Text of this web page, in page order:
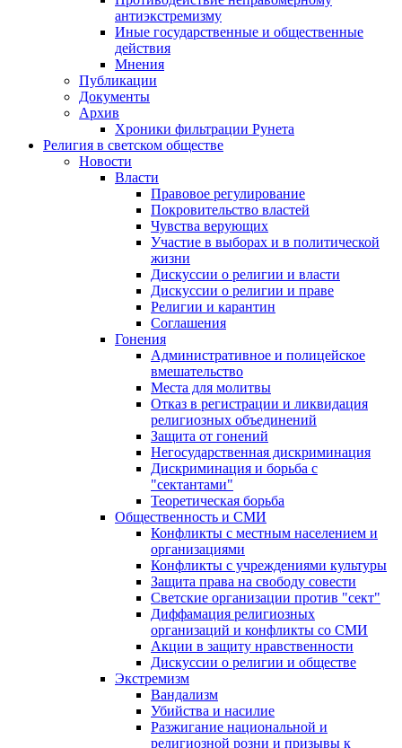
антиэкстремизму
Иные государственные и общественные
действия
Мнения
Публикации
Документы
Архив
Хроники фильтрации Рунета
Религия в светском обществе
Новости
Власти
Правовое регулирование
Покровительство властей
Чувства верующих
Участие в выборах и в политической
жизни
Дискуссии о религии и власти
Дискуссии о религии и праве
Религии и карантин
Соглашения
Гонения
Административное и полицейское
вмешательство
Места для молитвы
Отказ в регистрации и ликвидация
религиозных объединений
Защита от гонений
Негосударственная дискриминация
Дискриминация и борьба с
"сектантами"
Теоретическая борьба
Общественность и СМИ
Конфликты с местным населением и
организациями
Конфликты с учреждениями культуры
Защита права на свободу совести
Светские организации против "сект"
Диффамация религиозных
организаций и конфликты со СМИ
Акции в защиту нравственности
Дискуссии о религии и обществе
Экстремизм
Вандализм
Убийства и насилие
Разжигание национальной и
религиозной розни и призывы к